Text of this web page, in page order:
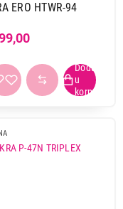
ERO HTWR-94